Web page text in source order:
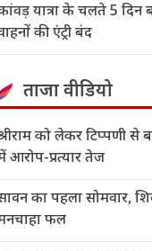
यात्रा के चलते 5 दिन
की एंट्री बंद
ताजा वीडियो
को लेकर टिप्पणी से
आरोप-प्रत्यार तेज
का पहला सोमवार,
फल